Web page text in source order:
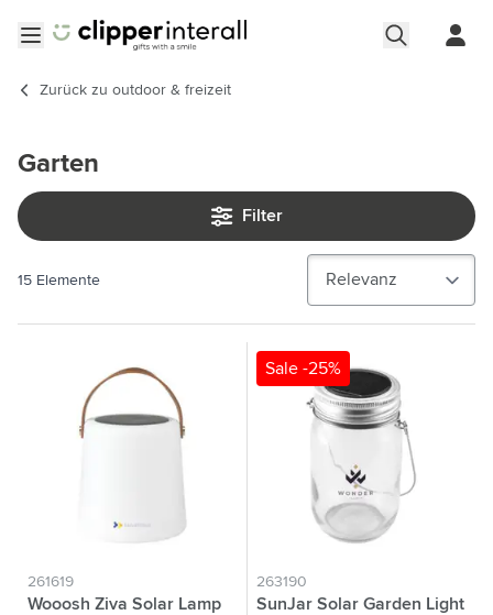
Zurück zu outdoor & freizeit
Garten
Filter
15 Elemente
261619
Wooosh Ziva Solar Lamp
Sale -25%
263190
SunJar Solar Garden Light